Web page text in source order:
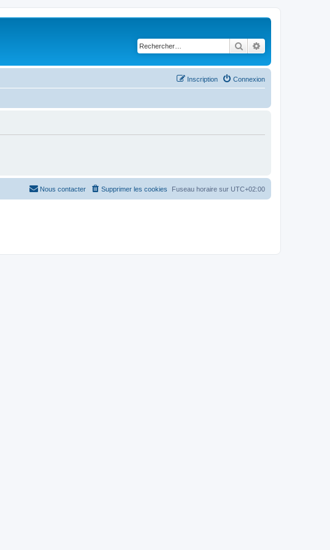
Rechercher
Connexion
Inscription
Fuseau horaire sur UTC+02:00
Supprimer les cookies
Nous contacter